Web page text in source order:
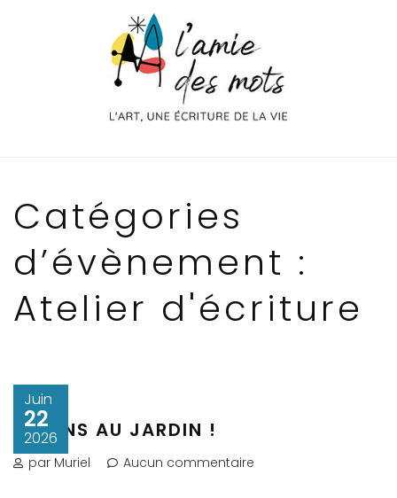
Catégories
d’évènement :
Atelier d'écriture
Juin
22
2026
ALLONS AU JARDIN !
par Muriel Aucun commentaire